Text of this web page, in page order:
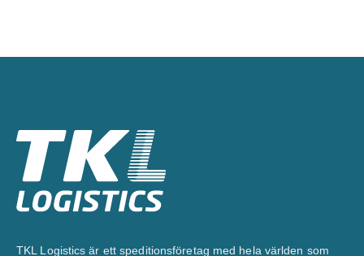
TKL Logistics är ett speditionsföretag med hela världen som